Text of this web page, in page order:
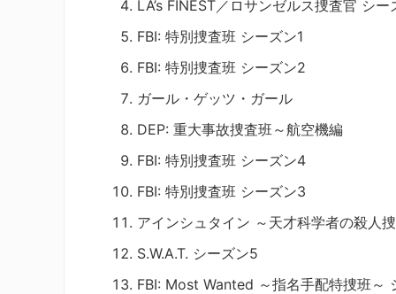
LA’s FINEST／ロサンゼルス捜査官 シー
FBI: 特別捜査班 シーズン1
FBI: 特別捜査班 シーズン2
ガール・ゲッツ・ガール
DEP: 重大事故捜査班～航空機編
FBI: 特別捜査班 シーズン4
FBI: 特別捜査班 シーズン3
アインシュタイン ～天才科学者の殺人
S.W.A.T. シーズン5
FBI: Most Wanted ～指名手配特捜班～